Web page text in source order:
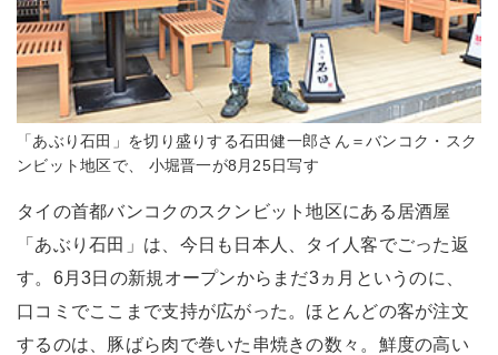
「あぶり石田」を切り盛りする石田健一郎さん＝バンコク・スク
ンビット地区で、 小堀晋一が8月25日写す
タイの首都バンコクのスクンビット地区にある居酒屋
「あぶり石田」は、今日も日本人、タイ人客でごった返
す。6月3日の新規オープンからまだ3ヵ月というのに、
口コミでここまで支持が広がった。ほとんどの客が注文
するのは、豚ばら肉で巻いた串焼きの数々。鮮度の高い